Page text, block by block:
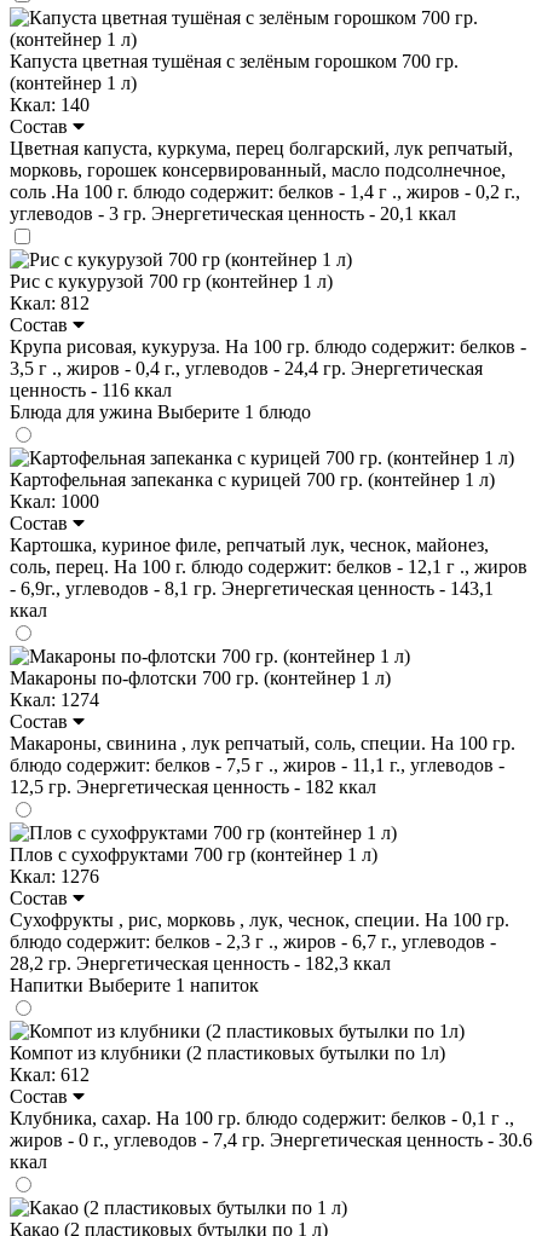
Капуста цветная тушёная с зелёным горошком 700 гр.
(контейнер 1 л)
Ккал: 140
Состав
Цветная капуста, куркума, перец болгарский, лук репчатый,
морковь, горошек консервированный, масло подсолнечное,
соль .На 100 г. блюдо содержит: белков - 1,4 г ., жиров - 0,2 г.,
углеводов - 3 гр. Энергетическая ценность - 20,1 ккал
Рис с кукурузой 700 гр (контейнер 1 л)
Ккал: 812
Состав
Крупа рисовая, кукуруза. На 100 гр. блюдо содержит: белков -
3,5 г ., жиров - 0,4 г., углеводов - 24,4 гр. Энергетическая
ценность - 116 ккал
Блюда для ужина Выберите 1 блюдо
Картофельная запеканка с курицей 700 гр. (контейнер 1 л)
Ккал: 1000
Состав
Картошка, куриное филе, репчатый лук, чеснок, майонез,
соль, перец. На 100 г. блюдо содержит: белков - 12,1 г ., жиров
- 6,9г., углеводов - 8,1 гр. Энергетическая ценность - 143,1
ккал
Макароны по-флотски 700 гр. (контейнер 1 л)
Ккал: 1274
Состав
Макароны, свинина , лук репчатый, соль, специи. На 100 гр.
блюдо содержит: белков - 7,5 г ., жиров - 11,1 г., углеводов -
12,5 гр. Энергетическая ценность - 182 ккал
Плов с сухофруктами 700 гр (контейнер 1 л)
Ккал: 1276
Состав
Сухофрукты , рис, морковь , лук, чеснок, специи. На 100 гр.
блюдо содержит: белков - 2,3 г ., жиров - 6,7 г., углеводов -
28,2 гр. Энергетическая ценность - 182,3 ккал
Напитки Выберите 1 напиток
Компот из клубники (2 пластиковых бутылки по 1л)
Ккал: 612
Состав
Клубника, сахар. На 100 гр. блюдо содержит: белков - 0,1 г .,
жиров - 0 г., углеводов - 7,4 гр. Энергетическая ценность - 30.6
ккал
Какао (2 пластиковых бутылки по 1 л)